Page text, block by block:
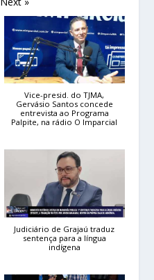
Vice-presid. do TJMA,
Gervásio Santos concede
entrevista ao Programa
Palpite, na rádio O Imparcial
Judiciário de Grajaú traduz
sentença para a língua
indígena